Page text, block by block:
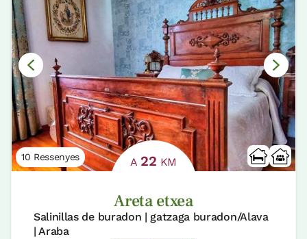
10 Ressenyes A 22 KM
Areta etxea
Salinillas de buradon | gatzaga buradon/Alava
| Araba